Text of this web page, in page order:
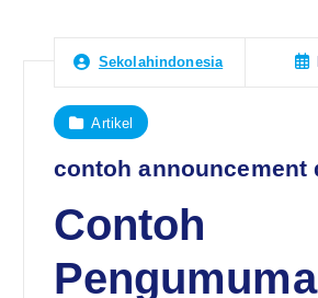
Sekolahindonesia
Artikel
contoh announcement
Contoh